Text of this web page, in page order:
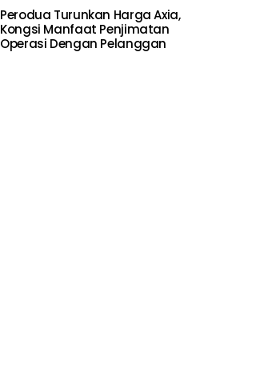
Perodua Turunkan Harga Axia,
Kongsi Manfaat Penjimatan
Operasi Dengan Pelanggan